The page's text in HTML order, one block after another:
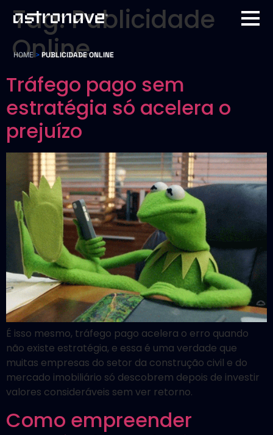
HOME >PUBLICIDADE ONLINE
Tag:Publicidade
Online
Tráfego pago sem
estratégia só acelera o
prejuízo
É isso mesmo, tráfego pago acelera o erro quando
não existe estratégia, e essa é uma verdade que
muitas empresas do setor da construção civil e do
mercado imobiliário só descobrem depois de investir
valores consideráveis sem ver retorno.
Como empreender